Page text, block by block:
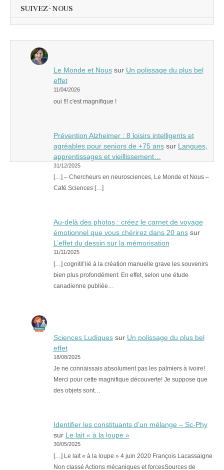
SUIVEZ-NOUS
Le Monde et Noussur Un polissage du plus bel
effet
11/04/2026
oui !!! c'est magnifique !
Prévention Alzheimer : 8 loisirs intelligents et
agréables pour seniors de +75 anssur Langues,
apprentissages et vieillissement…
31/12/2025
[…] – Chercheurs en neurosciences, Le Monde et Nous –
Café Sciences […]
Au-delà des photos : créez le carnet de voyage
émotionnel que vous chérirez dans 20 anssur
L’effet du dessin sur la mémorisation
11/11/2025
[…] cognitif lié à la création manuelle grave les souvenirs
bien plus profondément. En effet, selon une étude
canadienne publiée…
Sciences Ludiquessur Un polissage du plus bel
effet
18/08/2025
Je ne connaissais absolument pas les palmiers à ivoire!
Merci pour cette magnifique découverte! Je suppose que
des objets sont…
Identifier les constituants d’un mélange – Sc-Phy
sur Le lait « à la loupe »
30/05/2025
[…] Le lait « à la loupe » 4 juin 2020 François Lacassaigne
Non classé Actions mécaniques et forcesSources de